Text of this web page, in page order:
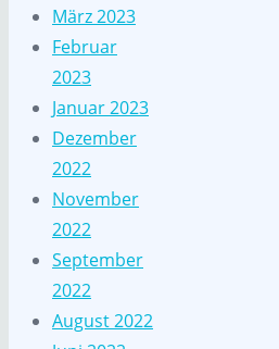
März 2023
Februar
2023
Januar 2023
Dezember
2022
November
2022
September
2022
August 2022